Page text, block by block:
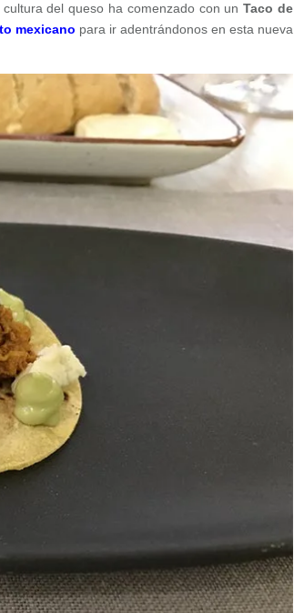
del queso ha comenzado con unTaco de
mexicano para ir adentrándonos en esta nueva